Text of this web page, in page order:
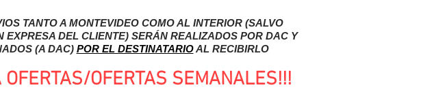
TANTO A MONTEVIDEO COMO AL INTERIOR (SALVO
EXPRESA DEL CLIENTE) SERÁN REALIZADOS POR DAC Y
(A DAC) POR EL DESTINATARIOAL RECIBIRLO
OFERTAS/OFERTAS SEMANALES!!!